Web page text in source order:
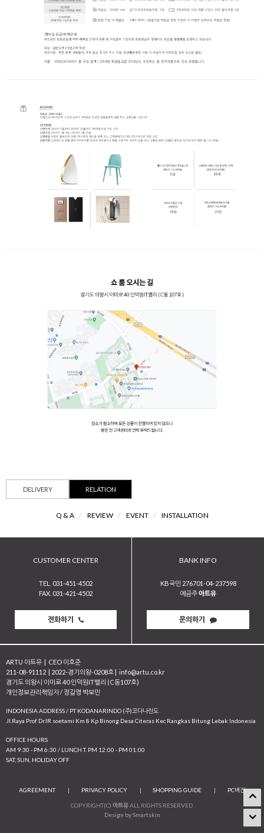
DELIVERY RELATION
Q & A / REVIEW / EVENT / INSTALLATION
CUSTOMER CENTER
TEL. 031-451-4502
FAX. 031-421-4502
전화하기
BANK INFO
KB국민 276701-04-237598
예금주아트유
문의하기
ARTU 아트유 | CEO 이호준
211-08-91112 | 2022-경기의왕-0208호 | info@artu.co.kr
경기도 의왕시 이미로 40 인덕원IT밸리 (C동107호)
개인정보관리책임자 / 정길영 박보민
INDONESIA ADDRESS / PT KODANARINDO (주)코다나린도
JI.Raya Prof Dr.IR soetami Km 8 Kp Binong Desa Citeras Kec Rangkas Bitung Lebak Indonesia
OFFICE HOURS
AM 9:30 - PM 6:30 / LUNCH T. PM 12:00 - PM 01:00
SAT, SUN, HOLIDAY OFF
AGREEMENT | PRIVACY POLICY | SHOPPING GUIDE | PC버전
COPYRIGHT(C) 아트유ALL RIGHTS RESERVED.